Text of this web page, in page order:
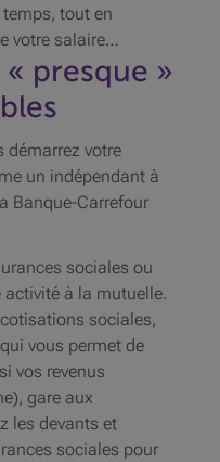
tout en
votre salaire…
presque »
démarrez votre
un indépendant à
Banque-Carrefour
sociales ou
à la mutuelle.
sociales,
vous permet de
vos revenus
gare aux
les devants et
sociales pour